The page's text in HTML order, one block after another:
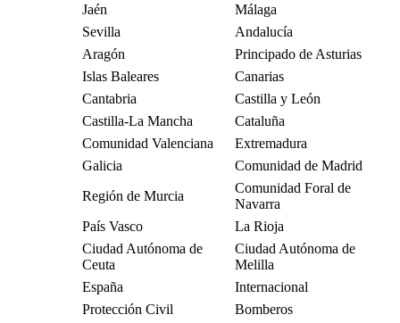
Jaén
Málaga
Sevilla
Andalucía
Aragón
Principado de Asturias
Islas Baleares
Canarias
Cantabria
Castilla y León
Castilla-La Mancha
Cataluña
Comunidad Valenciana
Extremadura
Galicia
Comunidad de Madrid
Región de Murcia
Comunidad Foral de
Navarra
País Vasco
La Rioja
Ciudad Autónoma de
Ceuta
Ciudad Autónoma de
Melilla
España
Internacional
Protección Civil
Bomberos